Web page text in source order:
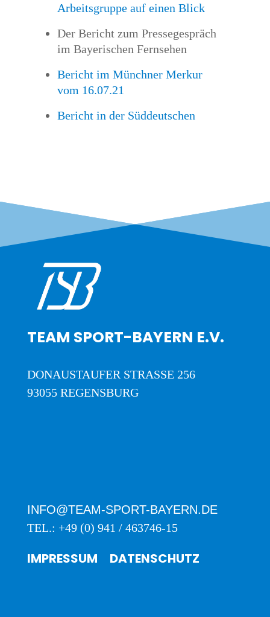
Arbeits­grup­pe auf einen Blick
Der Bericht zum Pres­se­ge­spräch
im Baye­ri­schen Fernsehen
Bericht im Münch­ner Mer­kur
vom 16.07.21
Bericht in der Süddeutschen
TEAM SPORT-BAYERN E.V.
DONAUSTAUFER STRASSE 256
93055 REGENSBURG
INFO@TEAM-SPORT-BAYERN.DE
TEL.: +49 (0) 941 / 463746-15
IMPRESSUM DATENSCHUTZ